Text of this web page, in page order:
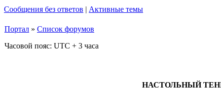
Сообщения без ответов | Активные темы
Портал » Список форумов
Часовой пояс: UTC + 3 часа
НАСТОЛЬНЫЙ